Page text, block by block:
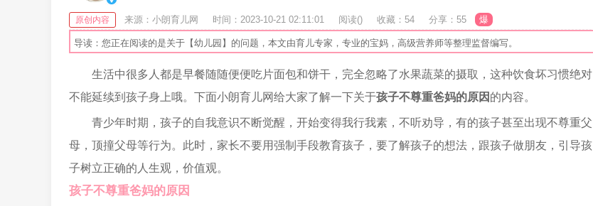
原创内容 来源：小朗育儿网 时间：2023-10-21 02:11:01 阅读() 收藏：54 分享：55 爆
导读：您正在阅读的是关于【幼儿园】的问题，本文由育儿专家，专业的宝妈，高级营养师等整理监督编写。
生活中很多人都是早餐随随便便吃片面包和饼干，完全忽略了水果蔬菜的摄取，这种饮食坏习惯绝对
不能延续到孩子身上哦。下面小朗育儿网给大家了解一下关于孩子不尊重爸妈的原因 的内容。
青少年时期，孩子的自我意识不断觉醒，开始变得我行我素，不听劝导，有的孩子甚至出现不尊重父
母，顶撞父母等行为。此时，家长不要用强制手段教育孩子，要了解孩子的想法，跟孩子做朋友，引导孩
子树立正确的人生观，价值观。
孩子不尊重爸妈的原因